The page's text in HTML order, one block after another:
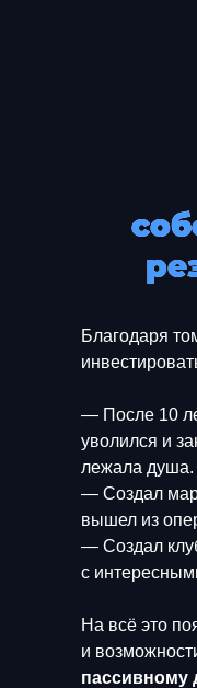
1 700 000 ₽
За 1 год
капитал 1
До клуба:
Благодаря
— После 10
уволился и
лежала душа.
— Создал
вышел из
— Создал
с
На всё это
и
пассивному